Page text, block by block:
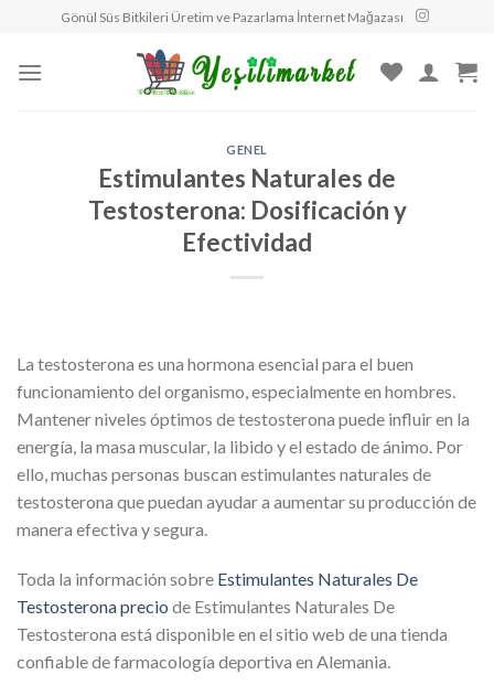
content
Gönül Süs Bitkileri Üretim ve Pazarlama İnternet Mağazası
GENEL
Estimulantes Naturales de
Testosterona: Dosificación y
Efectividad
La testosterona es una hormona esencial para el buen
funcionamiento del organismo, especialmente en hombres.
Mantener niveles óptimos de testosterona puede influir en la
energía, la masa muscular, la libido y el estado de ánimo. Por
ello, muchas personas buscan estimulantes naturales de
testosterona que puedan ayudar a aumentar su producción de
manera efectiva y segura.
Toda la información sobre Estimulantes Naturales De
Testosterona precio de Estimulantes Naturales De
Testosterona está disponible en el sitio web de una tienda
confiable de farmacología deportiva en Alemania.